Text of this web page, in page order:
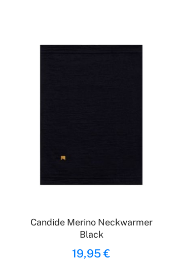
Candide Merino Neckwarmer
Black
19,95 €